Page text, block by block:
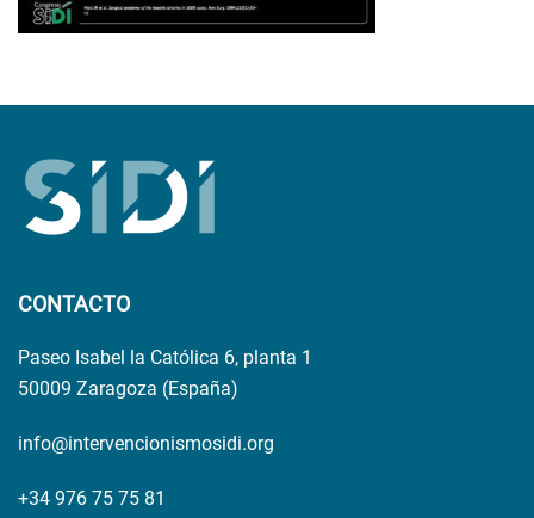
CONTACTO
Paseo Isabel la Católica 6, planta 1
50009 Zaragoza (España)
info@intervencionismosidi.org
+34 976 75 75 81